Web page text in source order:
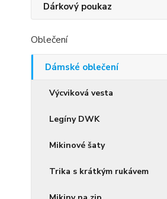
Dárkový poukaz
Oblečení
Dámské oblečení
Výcviková vesta
Legíny DWK
Mikinové šaty
Trika s krátkým rukávem